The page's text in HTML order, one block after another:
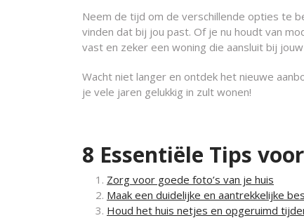
Neem de tijd om de verschillende opties te
vinden dat bij jou past. Of je nu houdt van
vast en zeker een woning die aansluit bij jouw
Wacht niet langer en ontdek het nieuwe
je vele jaren gelukkig in zult wonen!
8 Essentiële Tips
Zorg voor goede foto’s van je huis
Maak een duidelijke en aantrekkelijke
Houd het huis netjes en opgeruimd